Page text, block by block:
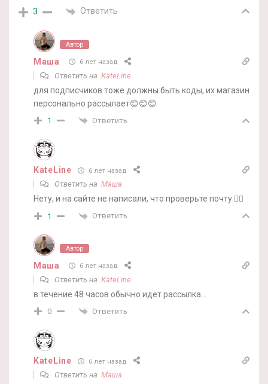
3 Ответить
Автор
Маша 6 лет назад
Ответить на KateLine
для подписчиков тоже должны быть коды, их магазин
персонально рассылает😊😊😊
1 Ответить
KateLine 6 лет назад
Ответить на Маша
Нету, и на сайте не написали, что проверьте почту.🤷‍♀️
1 Ответить
Автор
Маша 6 лет назад
Ответить на KateLine
в течение 48 часов обычно идет рассылка…
0 Ответить
KateLine 6 лет назад
Ответить на Маша